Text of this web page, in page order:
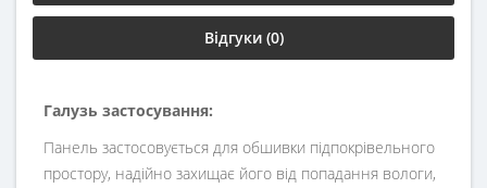
Відгуки (0)
Галузь застосування:
Панель застосовується для обшивки підпокрівельного
простору, надійно захищає його від попадання вологи,